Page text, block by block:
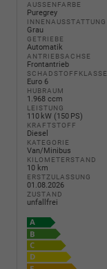
AUSSENFARBE
Puregrey
INNENAUSSTATTUNG
Grau
GETRIEBE
Automatik
ANTRIEBSACHSE
Frontantrieb
SCHADSTOFFKLASSE
Euro 6
HUBRAUM
1.968 ccm
LEISTUNG
110 kW (150 PS)
KRAFTSTOFF
Diesel
KATEGORIE
Van/Minibus
KILOMETERSTAND
10 km
ERSTZULASSUNG
01.08.2026
ZUSTAND
unfallfrei